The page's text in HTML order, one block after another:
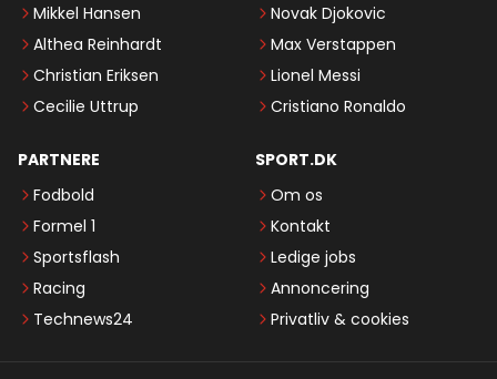
Mikkel Hansen
Althea Reinhardt
Christian Eriksen
Cecilie Uttrup
Novak Djokovic
Max Verstappen
Lionel Messi
Cristiano Ronaldo
PARTNERE
Fodbold
Formel 1
Sportsflash
Racing
Technews24
SPORT.DK
Om os
Kontakt
Ledige jobs
Annoncering
Privatliv & cookies